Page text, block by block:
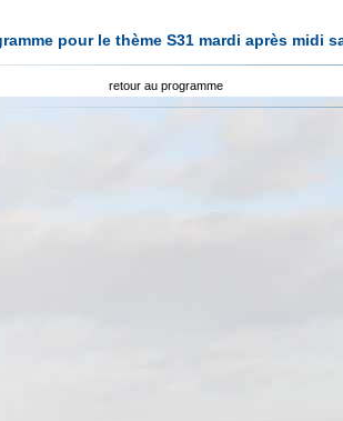
pour le thème S31 mardi après midi
retour au programme